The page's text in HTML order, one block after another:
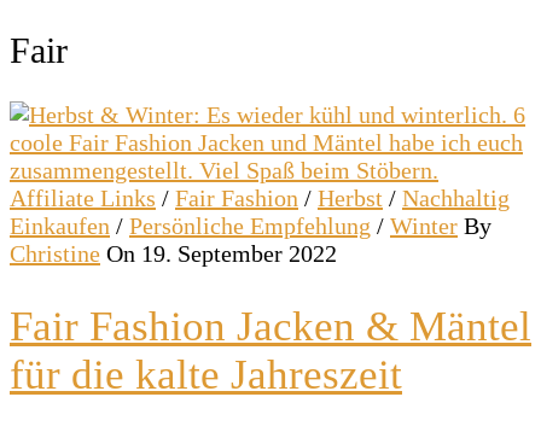
Fair
Affiliate Links / Fair Fashion / Herbst / Nachhaltig
Einkaufen / Persönliche Empfehlung / Winter By
Christine On 19. September 2022
Fair Fashion Jacken & Mäntel
für die kalte Jahreszeit